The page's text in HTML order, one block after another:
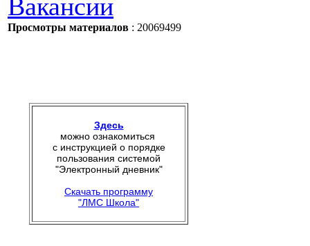
Вакансии
Просмотры материалов : 20069499
Здесь
можно ознакомиться
с инструкцией о порядке
пользования системой
"Электронный дневник"
Скачать программу
"ЛМС Школа"